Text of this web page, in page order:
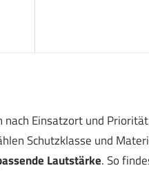
nach Einsatzort und
Schutzklasse und
Lautstärke. So